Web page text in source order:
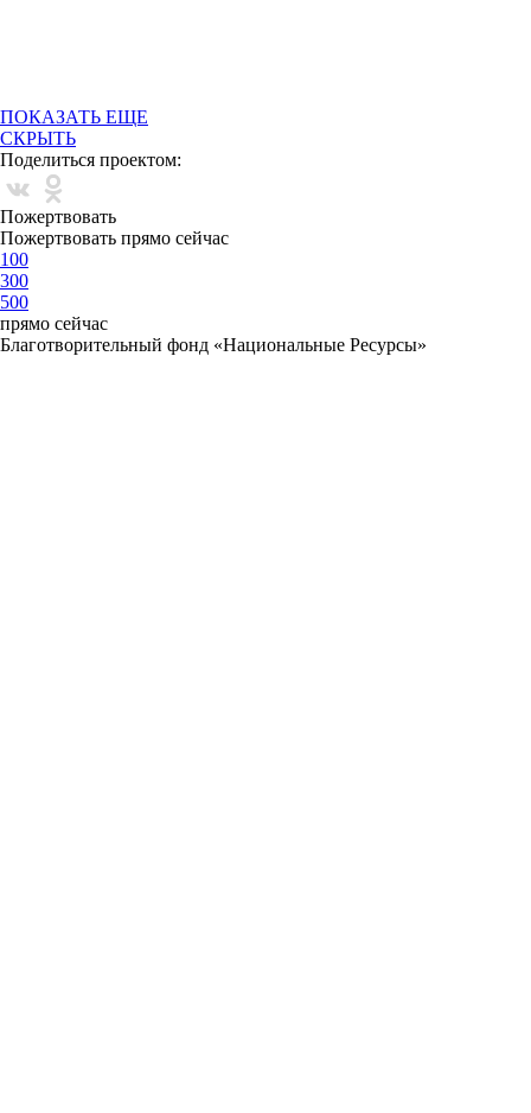
ПОКАЗАТЬ ЕЩЕ
СКРЫТЬ
Поделиться проектом:
Пожертвовать
Пожертвовать прямо сейчас
100
300
500
прямо сейчас
Благотворительный фонд «Национальные Ресурсы»